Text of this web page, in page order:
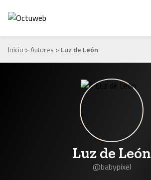
Inicio >Autores > Luz de León
Luz de León
@babypixel